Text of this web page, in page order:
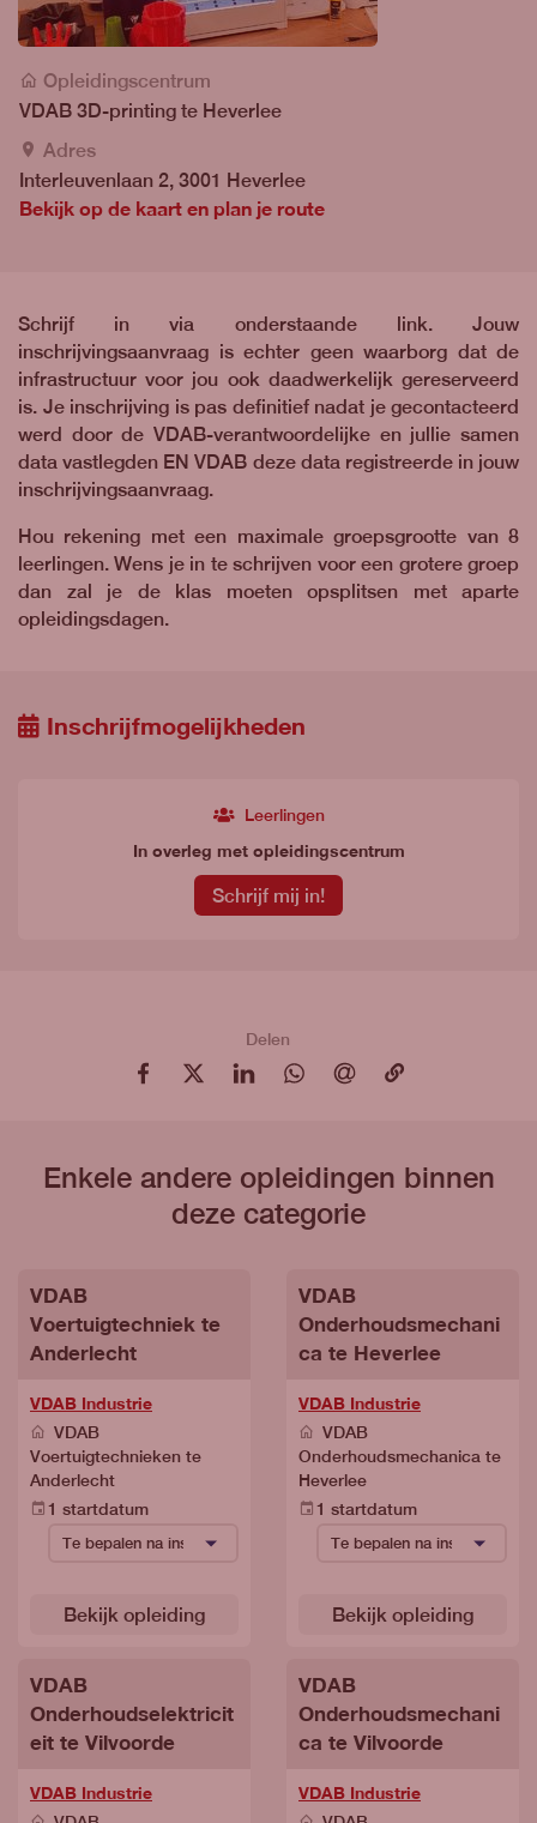
Opleidingscentrum
VDAB 3D-printing te Heverlee
Adres
Interleuvenlaan 2, 3001 Heverlee
Bekijk op de kaart en plan je route
Schrijf in via onderstaande link. Jouw
inschrijvingsaanvraag is echter geen waarborg dat de
infrastructuur voor jou ook daadwerkelijk gereserveerd
is. Je inschrijving is pas definitief nadat je gecontacteerd
werd door de VDAB-verantwoordelijke en jullie samen
data vastlegden EN VDAB deze data registreerde in jouw
inschrijvingsaanvraag.
Hou rekening met een maximale groepsgrootte van 8
leerlingen. Wens je in te schrijven voor een grotere groep
dan zal je de klas moeten opsplitsen met aparte
opleidingsdagen.
Inschrijfmogelijkheden
Leerlingen
In overleg met opleidingscentrum
Schrijf mij in!
Delen
op Facebook
op X op LinkedInop WhatsApp
via e-mailvia e-mail
Enkele andere opleidingen binnen
deze categorie
VDAB
Voertuigtechniek te
Anderlecht
VDAB Industrie
VDAB
Voertuigtechnieken te
Anderlecht
1 startdatum
Bekijk opleiding
VDAB
Onderhoudsmechani
ca te Heverlee
VDAB Industrie
VDAB
Onderhoudsmechanica te
Heverlee
1 startdatum
Bekijk opleiding
VDAB
Onderhoudselektricit
eit te Vilvoorde
VDAB Industrie
VDAB
Onderhoudsmechani
ca te Vilvoorde
VDAB Industrie